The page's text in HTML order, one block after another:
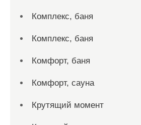
Комплекс, баня
Комплекс, баня
Комфорт, баня
Комфорт, сауна
Крутящий момент